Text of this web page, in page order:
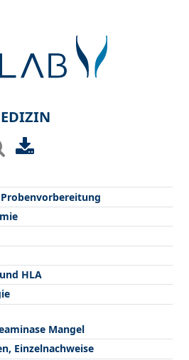
HLA
Mangel
Einzelnachweise